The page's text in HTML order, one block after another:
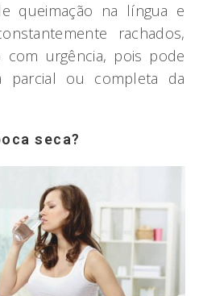
queimação na língua e
rachados,
urgência, pois pode
parcial ou completa da
seca?